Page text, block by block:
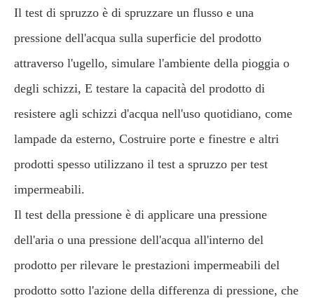
Il test di spruzzo è di spruzzare un flusso e una
pressione dell'acqua sulla superficie del prodotto
attraverso l'ugello, simulare l'ambiente della pioggia o
degli schizzi, E testare la capacità del prodotto di
resistere agli schizzi d'acqua nell'uso quotidiano, come
lampade da esterno, Costruire porte e finestre e altri
prodotti spesso utilizzano il test a spruzzo per test
impermeabili.
Il test della pressione è di applicare una pressione
dell'aria o una pressione dell'acqua all'interno del
prodotto per rilevare le prestazioni impermeabili del
prodotto sotto l'azione della differenza di pressione, che